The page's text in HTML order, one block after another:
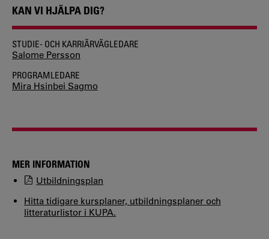
KAN VI HJÄLPA DIG?
STUDIE- OCH KARRIÄRVÄGLEDARE
Salome Persson
PROGRAMLEDARE
Mira Hsinbei Sagmo
MER INFORMATION
Utbildningsplan
Hitta tidigare kursplaner, utbildningsplaner och
litteraturlistor i KUPA.